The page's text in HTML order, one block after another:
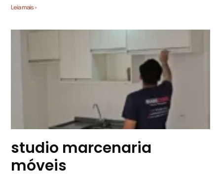
Leia mais »
studio marcenaria
móveis